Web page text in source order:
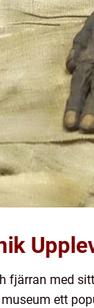
fjärran med
ett